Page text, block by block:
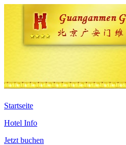
Startseite
Hotel Info
Jetzt buchen